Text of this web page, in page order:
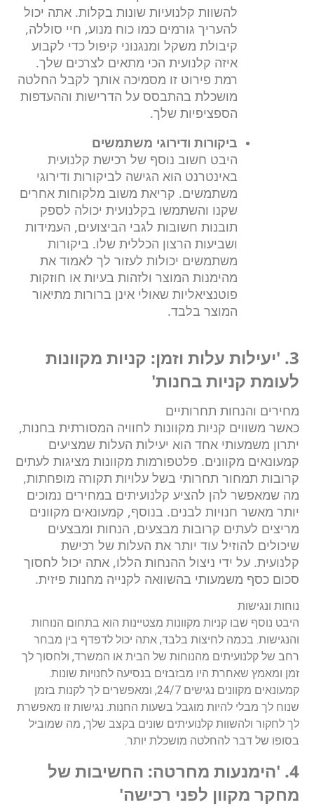
להשוות קלנועיות שונות בקלות. אתה יכול
להעריך גורמים כמו כוח מנוע, חיי סוללה,
קיבולת משקל ומנגנוני קיפול כדי לקבוע
איזה קלנועית הכי מתאים לצרכים שלך.
רמת פירוט זו מסמיכה אותך לקבל החלטה
מושכלת בהתבסס על הדרישות וההעדפות
הספציפיות שלך.
ביקורות ודירוגי משתמשים
היבט חשוב נוסף של רכישת קלנועית
באינטרנט הוא הגישה לביקורות ודירוגי
משתמשים. קריאת משוב מלקוחות אחרים
שקנו והשתמשו בקלנועית יכולה לספק
תובנות חשובות לגבי הביצועים, העמידות
ושביעות הרצון הכללית שלו. ביקורות
משתמשים יכולות לעזור לך לאמוד את
מהימנות המוצר ולזהות בעיות או חוזקות
פוטנציאליות שאולי אינן ברורות מתיאור
המוצר בלבד.
3. 'יעילות עלות וזמן: קניות מקוונות
לעומת קניות בחנות'
מחירים והנחות תחרותיים
כאשר משווים קניות מקוונות לחוויה המסורתית בחנות,
יתרון משמעותי אחד הוא יעילות העלות שמציעים
קמעונאים מקוונים. פלטפורמות מקוונות מציגות לעתים
קרובות תמחור תחרותי בשל עלויות תקורה מופחתות,
מה שמאפשר להן להציע קלנועיתים במחירים נמוכים
יותר מאשר חנויות לבנים. בנוסף, קמעונאים מקוונים
מריצים לעתים קרובות מבצעים, הנחות ומבצעים
שיכולים להוזיל עוד יותר את העלות של רכישת
קלנועית. על ידי ניצול ההנחות הללו, אתה יכול לחסוך
סכום כסף משמעותי בהשוואה לקנייה מחנות פיזית.
נוחות ונגישות
היבט נוסף שבו קניות מקוונות מצטיינות הוא בתחום הנוחות
והנגישות. בכמה לחיצות בלבד, אתה יכול לדפדף בין מבחר
רחב של קלנועיתים מהנוחות של הבית או המשרד, ולחסוך לך
זמן ומאמץ שאחרת היו מבזבזים בנסיעה לחנויות שונות.
קמעונאים מקוונים נגישים 24/7, ומאפשרים לך לקנות בזמן
שנוח לך מבלי להיות מוגבל בשעות החנות. נגישות זו מאפשרת
לך לחקור ולהשוות קלנועיתים שונים בקצב שלך, מה שמוביל
בסופו של דבר להחלטה מושכלת יותר.
4. 'הימנעות מחרטה: החשיבות של
מחקר מקוון לפני רכישה'